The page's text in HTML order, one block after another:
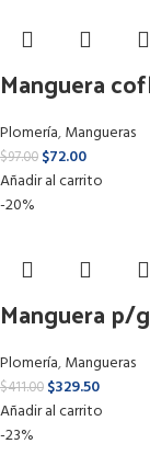
Manguera
Plomería,Mangueras
$97.00 $72.00
Añadir al carrito
-20%
Manguera p/
Plomería,Mangueras
$411.00 $329.50
Añadir al carrito
-23%